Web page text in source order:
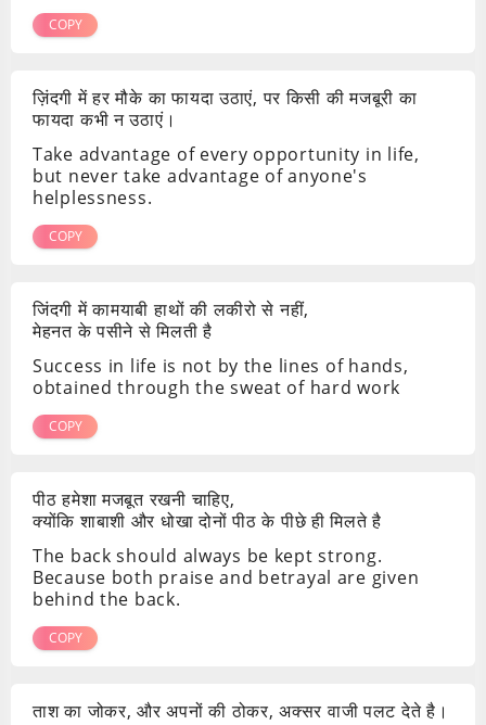
COPY
ज़िंदगी में हर मौके का फायदा उठाएं, पर किसी की मजबूरी का
फायदा कभी न उठाएं।
Take advantage of every opportunity in life,
but never take advantage of anyone's
helplessness.
COPY
जिंदगी में कामयाबी हाथों की लकीरो से नहीं,
मेहनत के पसीने से मिलती है
Success in life is not by the lines of hands,
obtained through the sweat of hard work
COPY
पीठ हमेशा मजबूत रखनी चाहिए,
क्योंकि शाबाशी और धोखा दोनों पीठ के पीछे ही मिलते है
The back should always be kept strong.
Because both praise and betrayal are given
behind the back.
COPY
ताश का जोकर, और अपनों की ठोकर, अक्सर वाजी पलट देते है।